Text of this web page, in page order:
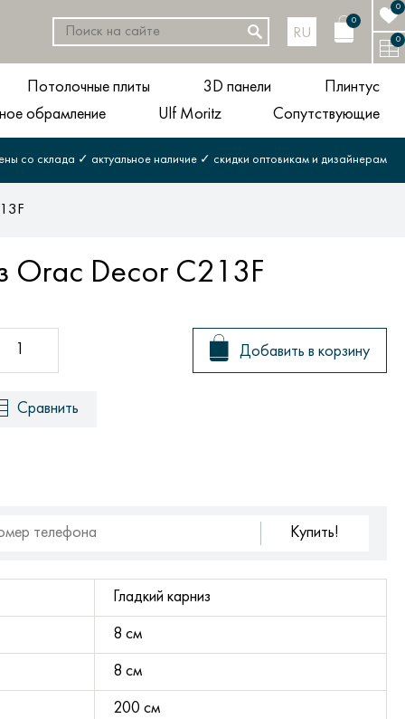
RU
0
0
0
Потолочные плиты 3D панели
Плинтус
обрамление
Ulf Moritz Сопутствующие
со склада ✓ актуальное наличие ✓ скидки оптовикам и дизайнерам
Orac Decor C213F
Добавить в корзину
Сравнить
Купить!
Гладкий карниз
8 см
8 см
200 см